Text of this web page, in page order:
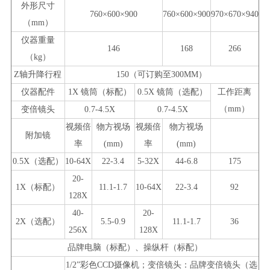
外形尺寸
（mm ）
760×600×900 760×600×900970×670×940
仪器重量
（kg）
146 168 266
Z轴升降行程 150 （可订购至300MM）
仪器配件
1X 镜筒（标配） 0.5X镜筒（选配）
工作距离
（mm ）
变倍镜头 0.7-4.5X 0.7-4.5X
附加镜
视频倍
率
物方视场
(mm)
视频倍
率
物方视场
(mm)
0.5X （选配） 10-64X 22-3.4 5-32X 44-6.8 175
1X （标配）
20-
128X
11.1-1.7 10-64X 22-3.4 92
2X （选配）
40-
256X
5.5-0.9
20-
128X
11.1-1.7 36
品牌电脑（标配）、操纵杆（标配）
1/2”彩色CCD摄像机；变倍镜头：品牌变倍镜头（选